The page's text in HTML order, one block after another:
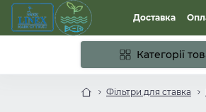
Доставка
Категорії
Фільтри для ставка